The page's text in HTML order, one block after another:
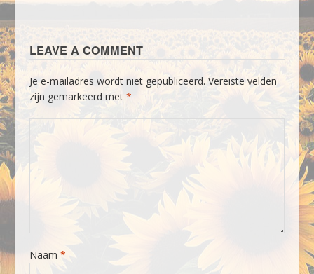
LEAVE A COMMENT
Je e-mailadres wordt niet gepubliceerd. Vereiste velden
zijn gemarkeerd met*
Naam*